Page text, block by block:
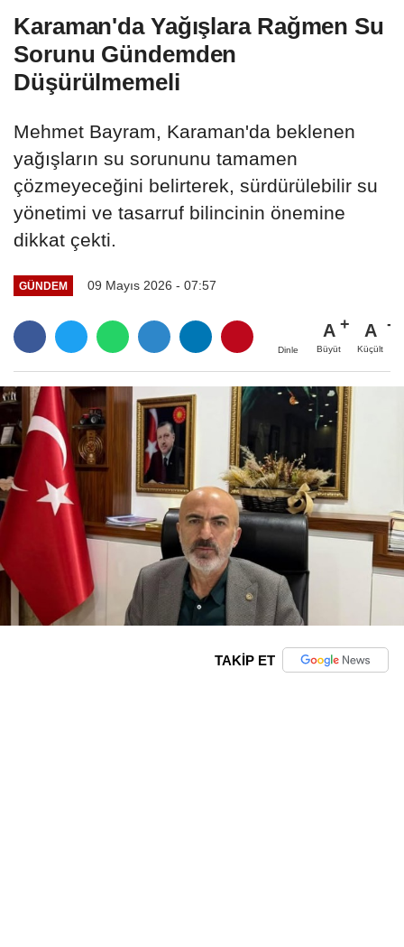
Karaman'da Yağışlara Rağmen Su
Sorunu Gündemden
Düşürülmemeli
Mehmet Bayram, Karaman'da beklenen
yağışların su sorununu tamamen
çözmeyeceğini belirterek, sürdürülebilir su
yönetimi ve tasarruf bilincinin önemine
dikkat çekti.
GÜNDEM 09 Mayıs 2026 - 07:57
Dinle
A
Büyüt
A
Küçült
TAKİP ET